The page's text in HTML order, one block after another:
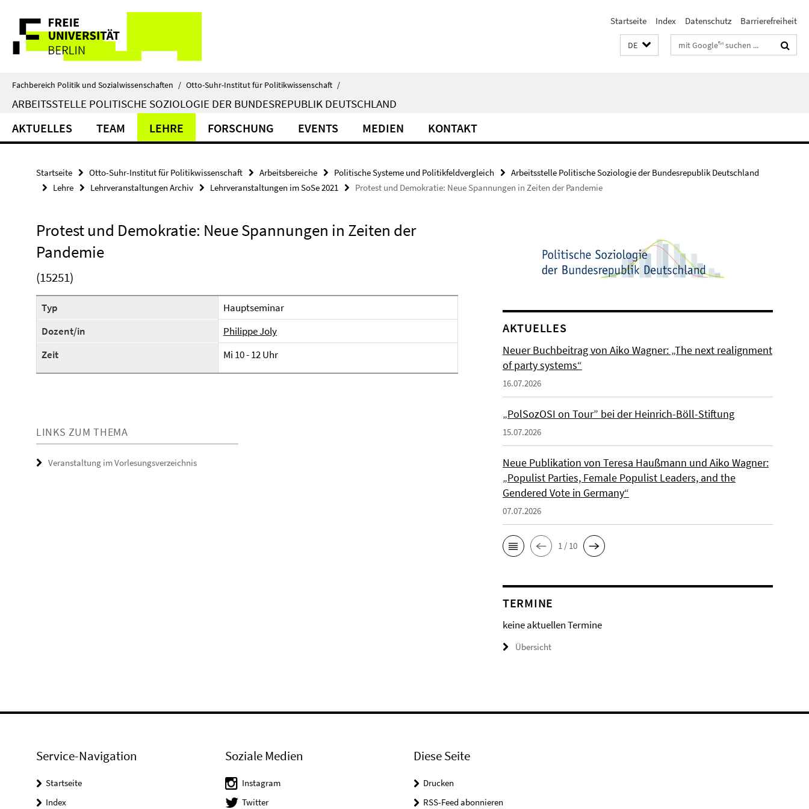
direkt
Inhalt
Service-
Navigation
Startseite Index Datenschutz Barrierefreiheit
DE Suchbegriffe
Fachbereich Politik und Sozialwissenschaften / Otto-Suhr-Institut für Politikwissenschaft /
ARBEITSSTELLE POLITISCHE SOZIOLOGIE DER BUNDESREPUBLIK DEUTSCHLAND
AKTUELLES TEAM LEHRE FORSCHUNG EVENTS MEDIEN KONTAKT
Startseite Otto-Suhr-Institut für Politikwissenschaft Arbeitsbereiche Politische Systeme und Politikfeldvergleich
Arbeitsstelle Politische Soziologie der Bundesrepublik Deutschland
Lehre
Lehrveranstaltungen Archiv Lehrveranstaltungen im SoSe 2021 Protest und Demokratie: Neue Spannungen in Zeiten der Pandemie
Protest und Demokratie: Neue Spannungen in Zeiten der
Pandemie
(15251)
Typ
Hauptseminar
Dozent/in
Philippe Joly
Zeit
Mi 10 - 12 Uhr
LINKS ZUM THEMA
Veranstaltung im Vorlesungsverzeichnis
AKTUELLES
Neuer Buchbeitrag von Aiko Wagner: „The next realignment
of party systems“
16.07.2026
„PolSozOSI on Tour” bei der Heinrich-Böll-Stiftung
15.07.2026
Neue Publikation von Teresa Haußmann und Aiko Wagner:
„Populist Parties, Female Populist Leaders, and the
Gendered Vote in Germany“
07.07.2026
1 / 10
TERMINE
keine aktuellen Termine
Übersicht
Service-Navigation
Startseite
Index
Soziale Medien
Instagram
Twitter
Diese Seite
Drucken
RSS-Feed abonnieren